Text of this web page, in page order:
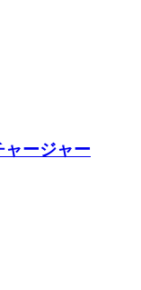
ージャー